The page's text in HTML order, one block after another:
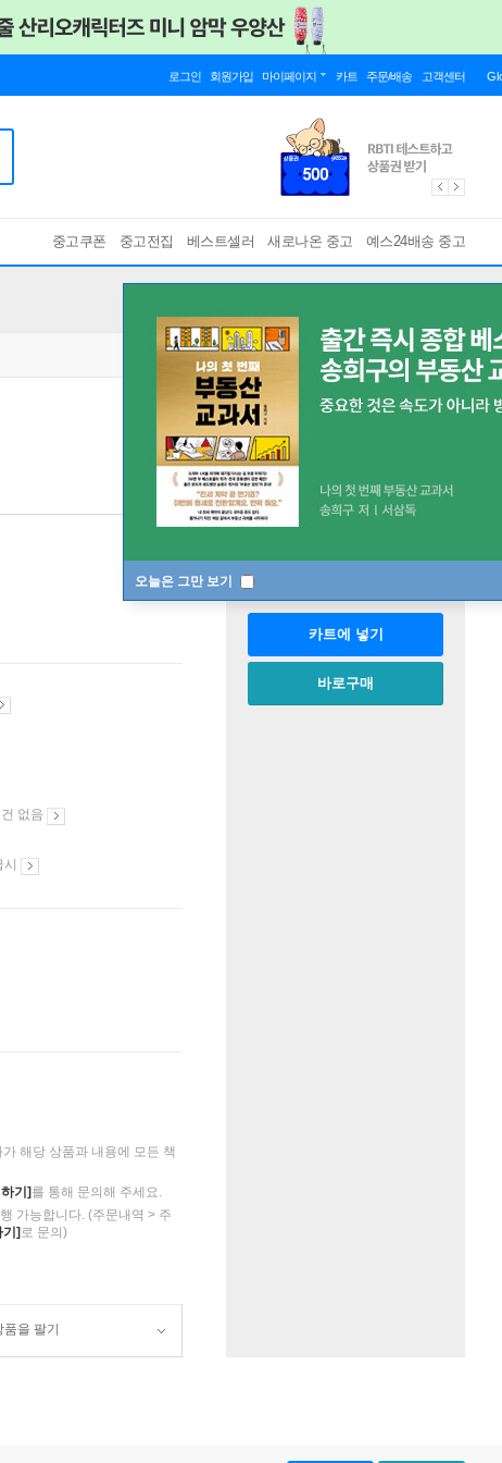
로그인 회원가입 마이페이지 카트 주문/배송 고객센터
중고쿠폰 중고전집 베스트셀러 새로나온 중고 예스24배송 중고
오늘은 그만 보기
없음
해당 상품과 내용에 모든 책
기] 를 통해 문의해 주세요.
가능합니다. (주문내역 > 주
] 로 문의)
품을 팔기
수량
카트에 넣기
바로구매